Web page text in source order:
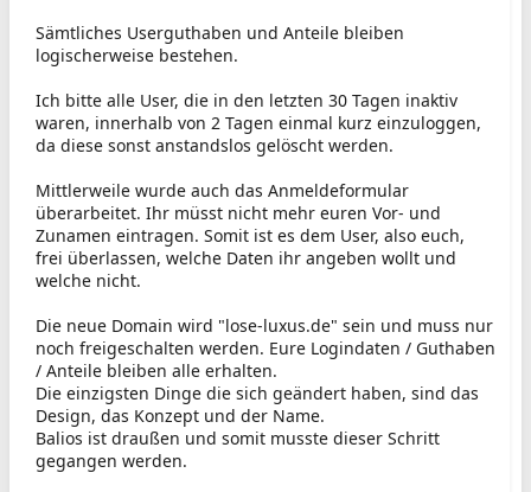
Sämtliches Userguthaben und Anteile bleiben
logischerweise bestehen.
Ich bitte alle User, die in den letzten 30 Tagen inaktiv
waren, innerhalb von 2 Tagen einmal kurz einzuloggen,
da diese sonst anstandslos gelöscht werden.
Mittlerweile wurde auch das Anmeldeformular
überarbeitet. Ihr müsst nicht mehr euren Vor- und
Zunamen eintragen. Somit ist es dem User, also euch,
frei überlassen, welche Daten ihr angeben wollt und
welche nicht.
Die neue Domain wird "lose-luxus.de" sein und muss nur
noch freigeschalten werden. Eure Logindaten / Guthaben
/ Anteile bleiben alle erhalten.
Die einzigsten Dinge die sich geändert haben, sind das
Design, das Konzept und der Name.
Balios ist draußen und somit musste dieser Schritt
gegangen werden.